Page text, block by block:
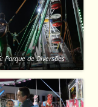
Parque de Diversões